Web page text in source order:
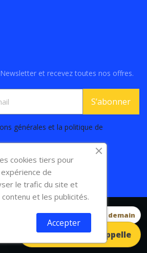
🕒 Rappel dès 8h demain
Un expert vous rappelle
et recevez toutes nos offres.
S’abonner
générales et la politique de
diamants - Tous droits réservés.
cookies tiers pour
de
le trafic du site et
et les publicités.
Accepter